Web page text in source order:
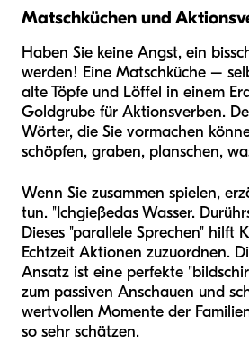
Matschküchen und
Haben Sie keine Angst, ein
werden! Eine Matschküche –
alte Töpfe und Löffel in einem
Goldgrube für Aktionsverben.
Wörter, die Sie vormachen
schöpfen, graben, planschen,
Wenn Sie zusammen spielen,
tun. "Ichgießedas Wasser. Du
Dieses "parallele Sprechen" hilft
Echtzeit Aktionen zuzuordnen.
Ansatz ist eine perfekte
zum passiven Anschauen und
wertvollen Momente der
so sehr schätzen.